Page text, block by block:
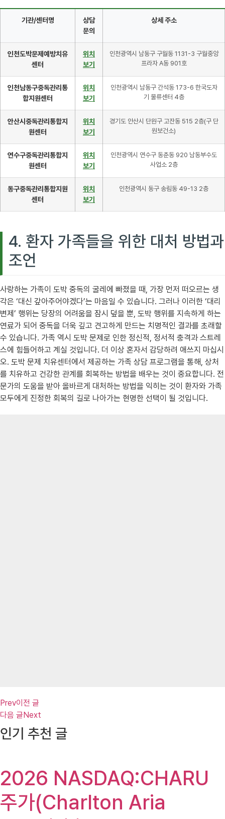
기관/센터명
상담
문의
상세 주소
인천도박문제예방치유
센터
위치
보기
인천광역시 남동구 구월동 1131-3 구월중앙
프라자 A동 901호
인천남동구중독관리통
합지원센터
위치
보기
인천광역시 남동구 간석동 173-6 한국도자
기 물류센터 4층
안산시중독관리통합지
원센터
위치
보기
경기도 안산시 단원구 고잔동 515 2층(구 단
원보건소)
연수구중독관리통합지
원센터
위치
보기
인천광역시 연수구 동춘동 920 남동부수도
사업소 2층
동구중독관리통합지원
센터
위치
보기
인천광역시 동구 송림동 49-13 2층
4. 환자 가족들을 위한 대처 방법과
조언
사랑하는 가족이 도박 중독의 굴레에 빠졌을 때, 가장 먼저 떠오르는 생
각은 ‘대신 갚아주어야겠다’는 마음일 수 있습니다. 그러나 이러한 ‘대리
변제’ 행위는 당장의 어려움을 잠시 덮을 뿐, 도박 행위를 지속하게 하는
연료가 되어 중독을 더욱 깊고 견고하게 만드는 치명적인 결과를 초래할
수 있습니다. 가족 역시 도박 문제로 인한 정신적, 정서적 충격과 스트레
스에 힘들어하고 계실 것입니다. 더 이상 혼자서 감당하려 애쓰지 마십시
오. 도박 문제 치유센터에서 제공하는 가족 상담 프로그램을 통해, 상처
를 치유하고 건강한 관계를 회복하는 방법을 배우는 것이 중요합니다. 전
문가의 도움을 받아 올바르게 대처하는 방법을 익히는 것이 환자와 가족
모두에게 진정한 회복의 길로 나아가는 현명한 선택이 될 것입니다.
Prev이전 글
다음 글Next
인기 추천 글
2026 NASDAQ:CHARU
주가(Charlton Aria